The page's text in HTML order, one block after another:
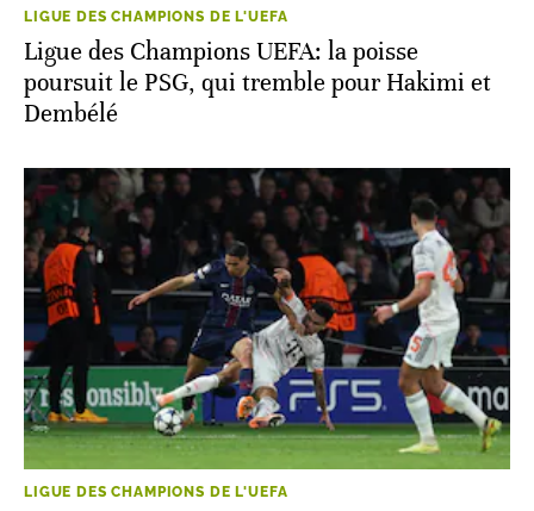
LIGUE DES CHAMPIONS DE L'UEFA
Ligue des Champions UEFA: la poisse
poursuit le PSG, qui tremble pour Hakimi et
Dembélé
LIGUE DES CHAMPIONS DE L'UEFA